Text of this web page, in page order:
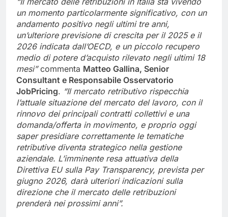
un momento particolarmente significativo, con un
andamento positivo negli ultimi tre anni,
un’ulteriore previsione di crescita per il 2025 e il
2026 indicata dall’OECD, e un piccolo recupero
medio di potere d’acquisto rilevato negli ultimi 18
mesi”commenta Matteo Gallina, Senior
Consultant e Responsabile Osservatorio
JobPricing. “Il mercato retributivo rispecchia
l’attuale situazione del mercato del lavoro, con il
rinnovo dei principali contratti collettivi e una
domanda/offerta in movimento, e proprio oggi
saper presidiare correttamente le tematiche
retributive diventa strategico nella gestione
aziendale. L’imminente resa attuativa della
Direttiva EU sulla Pay Transparency, prevista per
giugno 2026, darà ulteriori indicazioni sulla
direzione che il mercato delle retribuzioni
prenderà nei prossimi anni”.